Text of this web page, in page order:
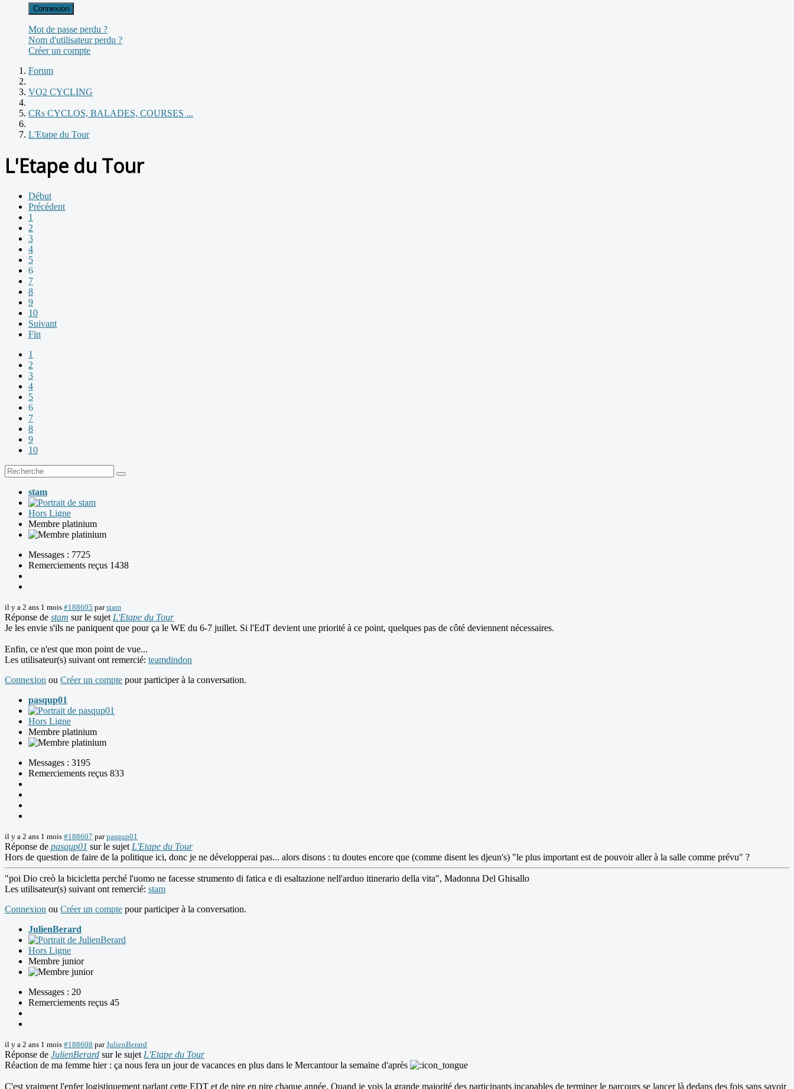
Connexion
Mot de passe perdu ?
Nom d'utilisateur perdu ?
Créer un compte
Forum
VO2 CYCLING
CRs CYCLOS, BALADES, COURSES ...
L'Etape du Tour
L'Etape du Tour
Début
Précédent
1
2
3
4
5
6
7
8
9
10
Suivant
Fin
1
2
3
4
5
6
7
8
9
10
stam
Hors Ligne
Membre platinium
Messages : 7725
Remerciements reçus 1438
il y a 2 ans 1 mois #188605 parstam
Réponse de stam sur le sujet L'Etape du Tour
Je les envie s'ils ne paniquent que pour ça le WE du 6-7 juillet. Si l'EdT devient une priorité à ce point, quelques pas de côté deviennent nécessaires.
Enfin, ce n'est que mon point de vue...
Les utilisateur(s) suivant ont remercié: teamdindon
Connexion ou Créer un compte pour participer à la conversation.
pasqup01
Hors Ligne
Membre platinium
Messages : 3195
Remerciements reçus 833
il y a 2 ans 1 mois #188607 parpasqup01
Réponse de pasqup01 sur le sujet L'Etape du Tour
Hors de question de faire de la politique ici, donc je ne développerai pas... alors disons : tu doutes encore que (comme disent les djeun's) "le plus important est de pouvoir aller à la salle comme prévu" ?
"poi Dio creò la bicicletta perché l'uomo ne facesse strumento di fatica e di esaltazione nell'arduo itinerario della vita", Madonna Del Ghisallo
Les utilisateur(s) suivant ont remercié: stam
Connexion ou Créer un compte pour participer à la conversation.
JulienBerard
Hors Ligne
Membre junior
Messages : 20
Remerciements reçus 45
il y a 2 ans 1 mois #188608 parJulienBerard
Réponse de JulienBerard sur le sujet L'Etape du Tour
Réaction de ma femme hier : ça nous fera un jour de vacances en plus dans le Mercantour la semaine d'après
C'est vraiment l'enfer logistiquement parlant cette EDT et de pire en pire chaque année. Quand je vois la grande majorité des participants incapables de terminer le parcours se lancer là dedans des fois sans savoir